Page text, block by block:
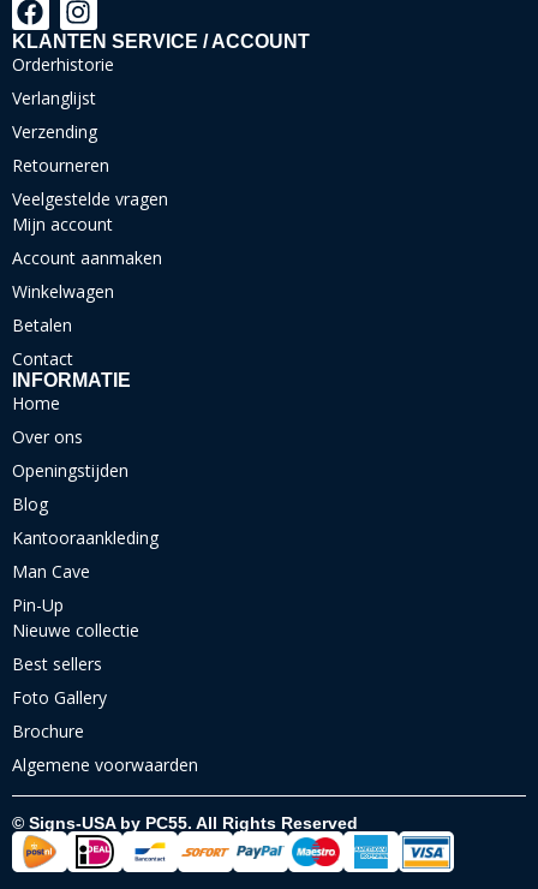
KLANTEN SERVICE / ACCOUNT
Orderhistorie
Verlanglijst
Verzending
Retourneren
Veelgestelde vragen
Mijn account
Account aanmaken
Winkelwagen
Betalen
Contact
INFORMATIE
Home
Over ons
Openingstijden
Blog
Kantooraankleding
Man Cave
Pin-Up
Nieuwe collectie
Best sellers
Foto Gallery
Brochure
Algemene voorwaarden
© Signs-USA by PC55. All Rights Reserved